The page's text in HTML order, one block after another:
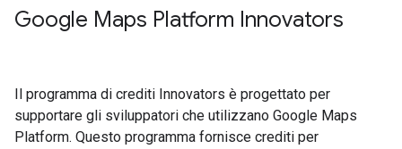
Google Maps Platform Innovators
Il programma di crediti Innovators è progettato per
supportare gli sviluppatori che utilizzano Google Maps
Platform. Questo programma fornisce crediti per